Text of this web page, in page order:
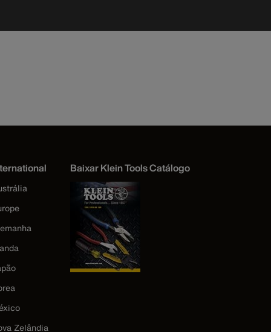
Zelândia
Baixar Klein Tools Catálogo